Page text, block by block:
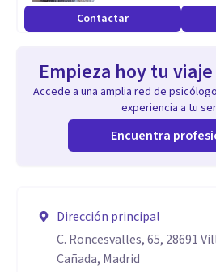
Contactar
Empieza hoy tu
Accede a una amplia red de
experiencia a tu
Encuentra
Dirección principal
C. Roncesvalles, 65, 28691
Cañada, Madrid